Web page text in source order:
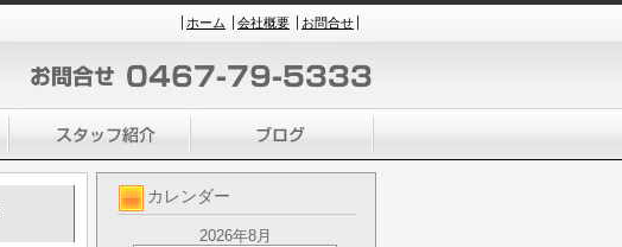
ホーム 会社概要 お問合せ
カレンダー
2026年8月